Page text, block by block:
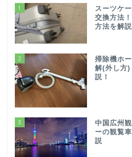
1
スーツケ
交換方法
方法を解説
2
掃除機ホ
解(外し方)
説！
3
中国広州
ーの観覧
説